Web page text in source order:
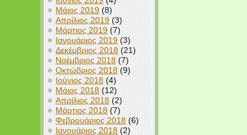
Μάιος 2019 (8)
Απρίλιος 2019 (3)
Μάρτιος 2019 (7)
Ιανουάριος 2019 (3)
Δεκέμβριος 2018 (21)
Νοέμβριος 2018 (7)
Οκτώβριος 2018 (9)
Ιούνιος 2018 (4)
Μάιος 2018 (12)
Απρίλιος 2018 (2)
Μάρτιος 2018 (7)
Φεβρουάριος 2018 (6)
Ιανουάριος 2018 (2)